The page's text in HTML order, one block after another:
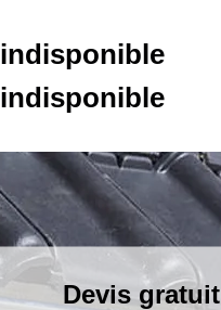
indisponible
indisponible
Devis gratuit